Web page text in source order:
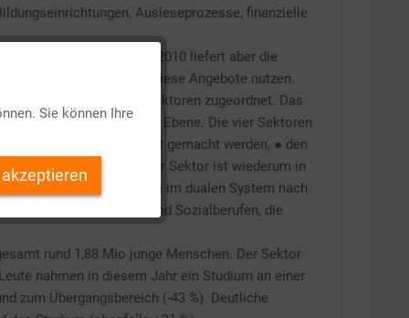
Ausleseprozesse, finanzielle
Entscheidungen. Seit 2010 liefert aber die
der Jugendlichen, die diese Angebote nutzen.
vier übergreifenden Sektoren zugeordnet. Das
und auf internationaler Ebene. Die vier Sektoren
vorbereitet und dafür fit gemacht werden, ● den
Jeder Sektor ist wiederum in
die Ausbildungsgänge im dualen System nach
, Erziehungs- und Sozialberufen, die
rund 1,88 Mio junge Menschen. Der Sektor
nahmen in diesem Jahr ein Studium an einer
zum Übergangsbereich (-43 %). Deutliche
Inaktiv
Inaktiv
Sie können Ihre